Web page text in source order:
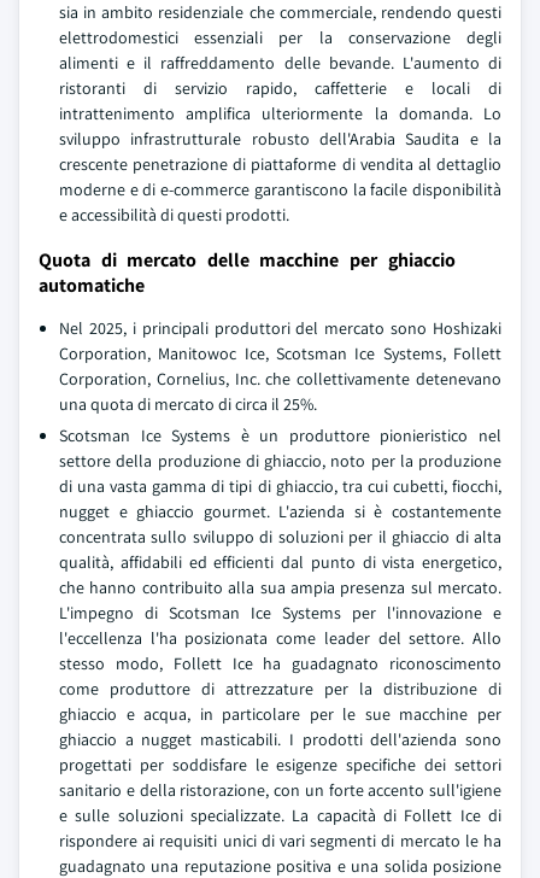
sia in ambito residenziale che commerciale, rendendo questi
elettrodomestici essenziali per la conservazione degli
alimenti e il raffreddamento delle bevande. L'aumento di
ristoranti di servizio rapido, caffetterie e locali di
intrattenimento amplifica ulteriormente la domanda. Lo
sviluppo infrastrutturale robusto dell'Arabia Saudita e la
crescente penetrazione di piattaforme di vendita al dettaglio
moderne e di e-commerce garantiscono la facile disponibilità
e accessibilità di questi prodotti.
Quota di mercato delle macchine per ghiaccio
automatiche
Nel 2025, i principali produttori del mercato sono Hoshizaki
Corporation, Manitowoc Ice, Scotsman Ice Systems, Follett
Corporation, Cornelius, Inc. che collettivamente detenevano
una quota di mercato di circa il 25%.
Scotsman Ice Systems è un produttore pionieristico nel
settore della produzione di ghiaccio, noto per la produzione
di una vasta gamma di tipi di ghiaccio, tra cui cubetti, fiocchi,
nugget e ghiaccio gourmet. L'azienda si è costantemente
concentrata sullo sviluppo di soluzioni per il ghiaccio di alta
qualità, affidabili ed efficienti dal punto di vista energetico,
che hanno contribuito alla sua ampia presenza sul mercato.
L'impegno di Scotsman Ice Systems per l'innovazione e
l'eccellenza l'ha posizionata come leader del settore. Allo
stesso modo, Follett Ice ha guadagnato riconoscimento
come produttore di attrezzature per la distribuzione di
ghiaccio e acqua, in particolare per le sue macchine per
ghiaccio a nugget masticabili. I prodotti dell'azienda sono
progettati per soddisfare le esigenze specifiche dei settori
sanitario e della ristorazione, con un forte accento sull'igiene
e sulle soluzioni specializzate. La capacità di Follett Ice di
rispondere ai requisiti unici di vari segmenti di mercato le ha
guadagnato una reputazione positiva e una solida posizione